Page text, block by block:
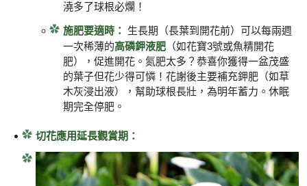
澆多了球根必爛！
施肥要適時： 生長期（長葉到開花前）可以每兩週
一次稀薄的高磷鉀液肥 （如花寶3號或魚精開花
肥），促進開花。氮肥太多？恭喜你獲得一盆茂盛
的葉子但花少得可憐！花謝後主要補充鉀肥（如草
木灰浸出液），幫助球根長壯，為明年蓄力。休眠
期完全停肥。
切花應用延長觀賞期：